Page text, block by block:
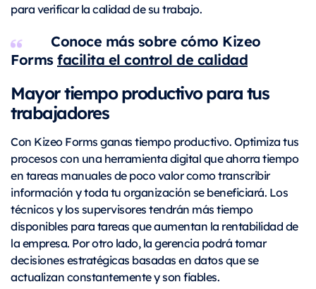
para verificar la calidad de su trabajo.
Conoce más sobre cómo Kizeo
Formsfacilita el control de calidad
Mayor tiempo productivo para tus
trabajadores
Con Kizeo Forms ganas tiempo productivo. Optimiza tus
procesos con una herramienta digital que ahorra tiempo
en tareas manuales de poco valor como transcribir
información y toda tu organización se beneficiará. Los
técnicos y los supervisores tendrán más tiempo
disponibles para tareas que aumentan la rentabilidad de
la empresa. Por otro lado, la gerencia podrá tomar
decisiones estratégicas basadas en datos que se
actualizan constantemente y son fiables.